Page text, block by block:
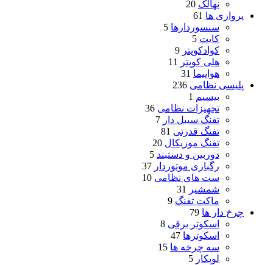
نهالک 20
پروازی ها 61
سنسوردارها 5
کایت 5
کوادکوپتر 9
هلی کوپتر
11
هواپیما 31
پلیسی نظامی 236
بیسیم 1
تجهیزات نظامی 36
تفنگ سیبل دار 7
تفنگ قدرتی 81
تفنگ موزیکال 20
دوربین و دستبند 5
رگباری موتوردار 37
ست های نظامی 10
شمشیر
31
ماکت تفنگ 9
چرخ دار ها 79
اسکوتر برقی 8
اسکوترها 47
سه چرخه ها 15
لوپکار 5